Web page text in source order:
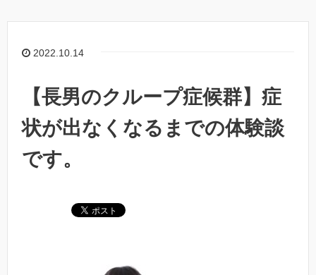
2022.10.14
【長男のクループ症候群】症
状が出なくなるまでの体験談
です。